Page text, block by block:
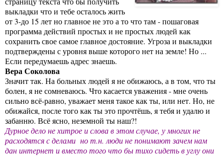
выкладки что и тебе осталось жить
от 3-до 15 лет но главное не это а то что там - пошаговая
программа действий простых и не простых людей как
сохранить свое самое главное достояние. Угроза и выкладки
подтверждены с уровня выше которого нет на земле! Но ...
Если передумаешь адрес знаешь.
Вера Соколова
Значит так. На больных людей я не обижаюсь, а в том, что ты
болен, я не сомневаюсь. Что касается уважения - мне очень
сильно всё-равно, уважает меня такое как ты, или нет. Но, не
обижайся, после того как ты это прочтёшь, я тебя и удалю и
забанню. Всё ясно, неземной ты наш?!
Дурное дело не хитрое и слова в этом случае, у многих не
расходятся с делами но т.н. люди не понимают зачем нам
дан интернет и вместо того что бы тихо сидеть в углу они